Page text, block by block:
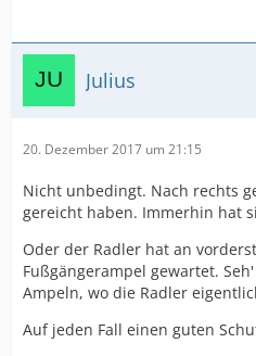
Julius
20. Dezember 2017 um 21:15
Nicht unbedingt. Nach rechts
gereicht haben. Immerhin hat
Oder der Radler hat an
Fußgängerampel gewartet.
Ampeln, wo die Radler
Auf jeden Fall einen guten